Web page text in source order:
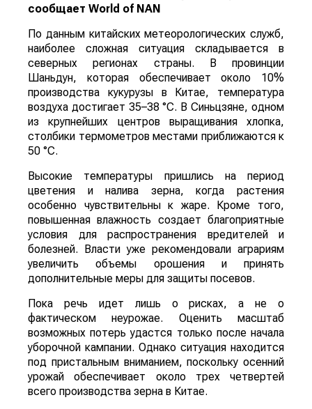
сообщает World of NAN
По данным китайских метеорологических служб,
наиболее сложная ситуация складывается в
северных регионах страны. В провинции
Шаньдун, которая обеспечивает около 10%
производства кукурузы в Китае, температура
воздуха достигает 35–38 °C. В Синьцзяне, одном
из крупнейших центров выращивания хлопка,
столбики термометров местами приближаются к
50 °C.
Высокие температуры пришлись на период
цветения и налива зерна, когда растения
особенно чувствительны к жаре. Кроме того,
повышенная влажность создает благоприятные
условия для распространения вредителей и
болезней. Власти уже рекомендовали аграриям
увеличить объемы орошения и принять
дополнительные меры для защиты посевов.
Пока речь идет лишь о рисках, а не о
фактическом неурожае. Оценить масштаб
возможных потерь удастся только после начала
уборочной кампании. Однако ситуация находится
под пристальным вниманием, поскольку осенний
урожай обеспечивает около трех четвертей
всего производства зерна в Китае.